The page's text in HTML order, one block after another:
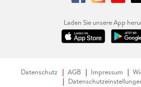
Laden Sie unsere App
Datenschutz AGB Impressum